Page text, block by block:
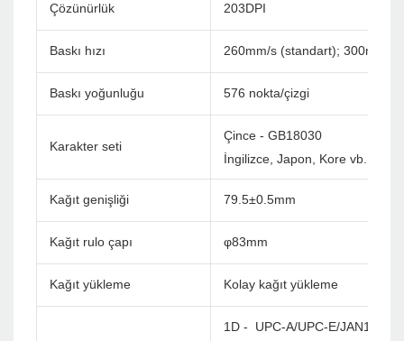
Çözünürlük 203DPI
Baskı hızı 260mm/s (standart); 300mm/s
Baskı yoğunluğu 576 nokta/çizgi
Karakter seti
Çince - GB18030
İngilizce, Japon, Kore vb. Özel
Kağıt genişliği 79.5±0.5mm
Kağıt rulo çapı φ83mm
Kağıt yükleme Kolay kağıt yükleme
1D - UPC-A/UPC-E/